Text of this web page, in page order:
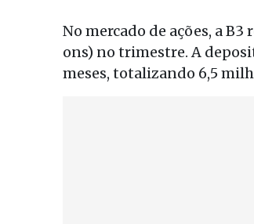
No mercado de ações, a
ons) no trimestre. A
meses, totalizando 6,5